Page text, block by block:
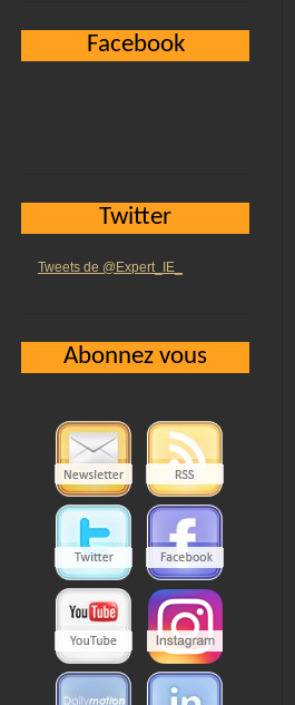
Facebook
Twitter
Tweets de @Expert_IE_
Abonnez vous